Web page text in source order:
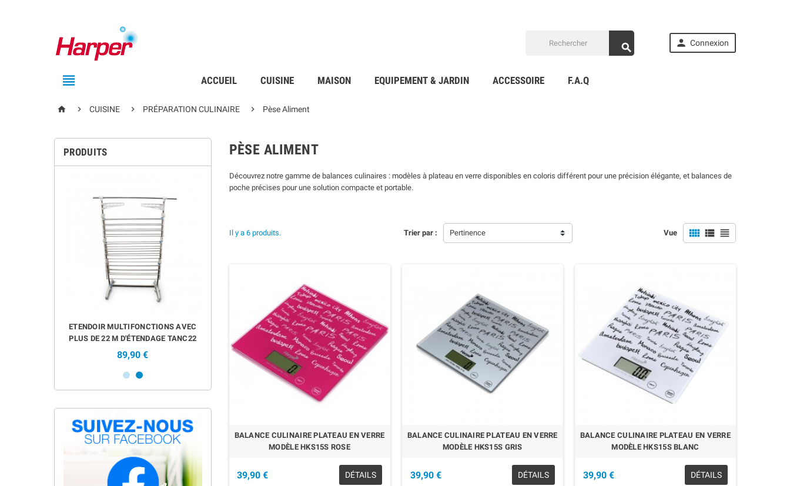
  Connexion
 ACCUEIL CUISINE MAISON EQUIPEMENT & JARDIN ACCESSOIRE F.A.Q
  CUISINE  PRÉPARATION CULINAIRE  Pèse Aliment
PRODUITS
ETENDOIR MULTIFONCTIONS AVEC
PLUS DE 22 M D'ÉTENDAGE TANC22
89,90 €
MIXEUR PLONGEANT HARPER 3 EN 1
SMS699 BLACK
69,90 €
PÈSE ALIMENT
Découvrez notre gamme de balances culinaires : modèles à plateau en verre disponibles en coloris différent pour une précision élégante, et balances de
poche précises pour une solution compacte et portable.
Il y a 6 produits. Trier par : Pertinence Vue   
BALANCE CULINAIRE PLATEAU EN VERRE
MODÈLE HKS15S ROSE
39,90 € DÉTAILS
BALANCE CULINAIRE PLATEAU EN VERRE
MODÈLE HKS15S GRIS
39,90 € DÉTAILS
BALANCE CULINAIRE PLATEAU EN VERRE
MODÈLE HKS15S BLANC
39,90 € DÉTAILS